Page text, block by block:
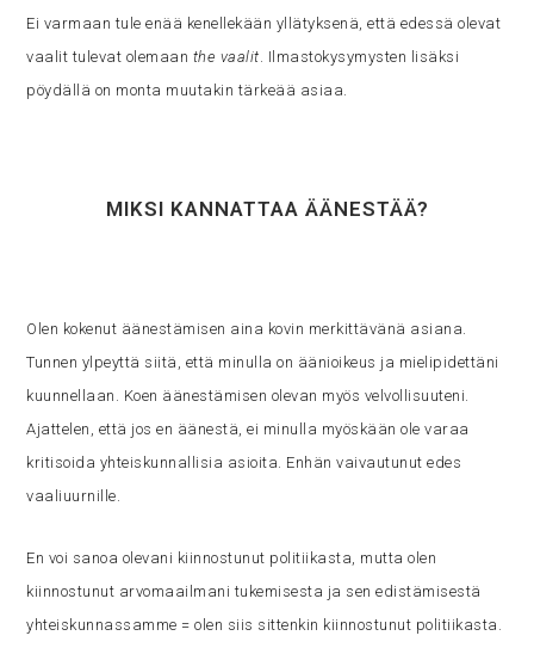
Ei varmaan tule enää kenellekään yllätyksenä, että edessä olevat
vaalit tulevat olemaan the vaalit. Ilmastokysymysten lisäksi
pöydällä on monta muutakin tärkeää asiaa.
MIKSI KANNATTAA ÄÄNESTÄÄ?
Olen kokenut äänestämisen aina kovin merkittävänä asiana.
Tunnen ylpeyttä siitä, että minulla on äänioikeus ja mielipidettäni
kuunnellaan. Koen äänestämisen olevan myös velvollisuuteni.
Ajattelen, että jos en äänestä, ei minulla myöskään ole varaa
kritisoida yhteiskunnallisia asioita. Enhän vaivautunut edes
vaaliuurnille.
En voi sanoa olevani kiinnostunut politiikasta, mutta olen
kiinnostunut arvomaailmani tukemisesta ja sen edistämisestä
yhteiskunnassamme = olen siis sittenkin kiinnostunut politiikasta.